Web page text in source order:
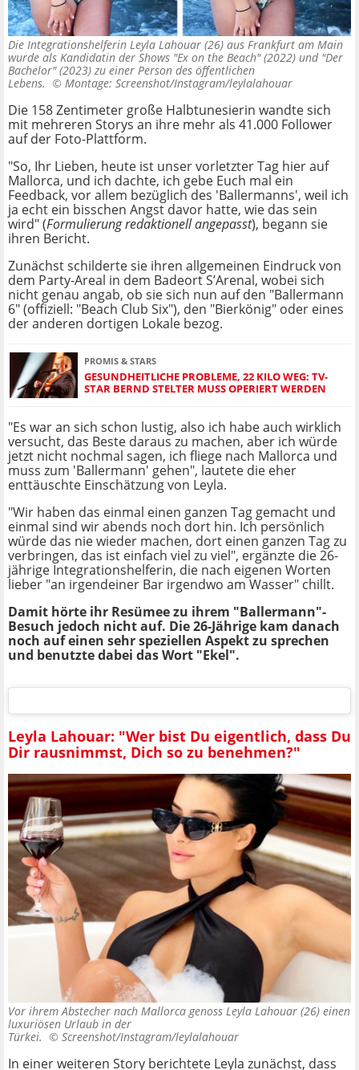
Die Integrationshelferin Leyla Lahouar (26) aus Frankfurt am Main
wurde als Kandidatin der Shows "Ex on the Beach" (2022) und "Der
Bachelor" (2023) zu einer Person des öffentlichen
Lebens. © Montage: Screenshot/Instagram/leylalahouar
Die 158 Zentimeter große Halbtunesierin wandte sich
mit mehreren Storys an ihre mehr als 41.000 Follower
auf der Foto-Plattform.
"So, Ihr Lieben, heute ist unser vorletzter Tag hier auf
Mallorca, und ich dachte, ich gebe Euch mal ein
Feedback, vor allem bezüglich des 'Ballermanns', weil ich
ja echt ein bisschen Angst davor hatte, wie das sein
wird" (Formulierung redaktionell angepasst), begann sie
ihren Bericht.
Zunächst schilderte sie ihren allgemeinen Eindruck von
dem Party-Areal in dem Badeort S’Arenal, wobei sich
nicht genau angab, ob sie sich nun auf den "Ballermann
6" (offiziell: "Beach Club Six"), den "Bierkönig" oder eines
der anderen dortigen Lokale bezog.
PROMIS & STARS
GESUNDHEITLICHE PROBLEME, 22 KILO WEG: TV-
STAR BERND STELTER MUSS OPERIERT WERDEN
"Es war an sich schon lustig, also ich habe auch wirklich
versucht, das Beste daraus zu machen, aber ich würde
jetzt nicht nochmal sagen, ich fliege nach Mallorca und
muss zum 'Ballermann' gehen", lautete die eher
enttäuschte Einschätzung von Leyla.
"Wir haben das einmal einen ganzen Tag gemacht und
einmal sind wir abends noch dort hin. Ich persönlich
würde das nie wieder machen, dort einen ganzen Tag zu
verbringen, das ist einfach viel zu viel", ergänzte die 26-
jährige Integrationshelferin, die nach eigenen Worten
lieber "an irgendeiner Bar irgendwo am Wasser" chillt.
Damit hörte ihr Resümee zu ihrem "Ballermann"-
Besuch jedoch nicht auf. Die 26-Jährige kam danach
noch auf einen sehr speziellen Aspekt zu sprechen
und benutzte dabei das Wort "Ekel".
Leyla Lahouar: "Wer bist Du eigentlich, dass Du
Dir rausnimmst, Dich so zu benehmen?"
Vor ihrem Abstecher nach Mallorca genoss Leyla Lahouar (26) einen
luxuriösen Urlaub in der
Türkei. © Screenshot/Instagram/leylalahouar
In einer weiteren Story berichtete Leyla zunächst, dass